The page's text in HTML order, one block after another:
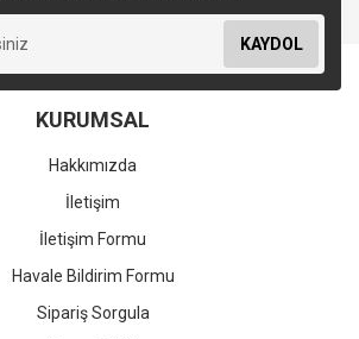
KAYDOL
KURUMSAL
Hakkımızda
İletişim
İletişim Formu
Havale Bildirim Formu
Sipariş Sorgula